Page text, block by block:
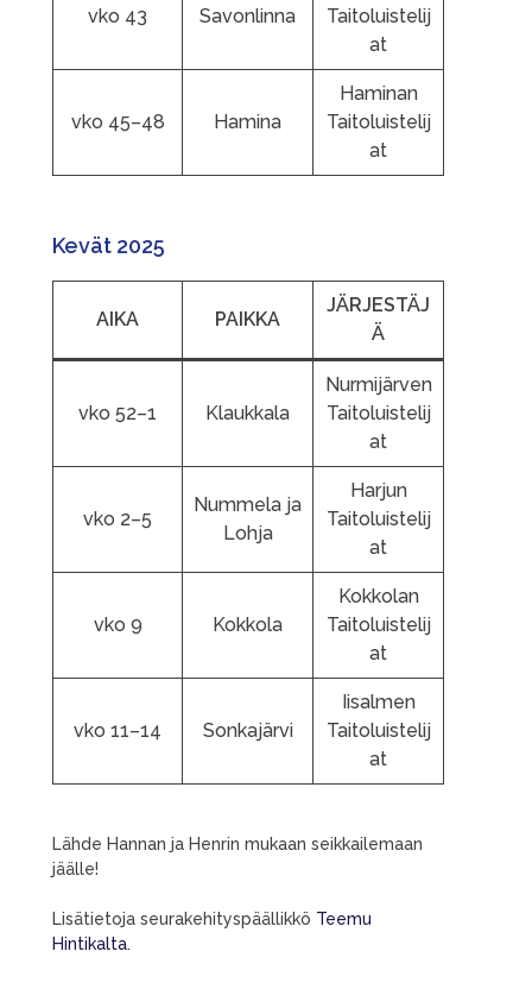
vko 43 Savonlinna
Taitoluistelij
at
vko 45–48 Hamina
Haminan
Taitoluistelij
at
Kevät 2025
AIKA PAIKKA
JÄRJESTÄJ
Ä
vko 52–1 Klaukkala
Nurmijärven
Taitoluistelij
at
vko 2–5
Nummela ja
Lohja
Harjun
Taitoluistelij
at
vko 9 Kokkola
Kokkolan
Taitoluistelij
at
vko 11–14 Sonkajärvi
Iisalmen
Taitoluistelij
at
Lähde Hannan ja Henrin mukaan seikkailemaan
jäälle!
Lisätietoja seurakehityspäällikkö Teemu
Hintikalta.